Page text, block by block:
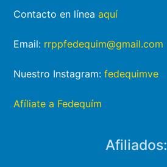
Contacto en líneaaquí
Email: rrppfedequim@gmail.com
Nuestro Instagram:fedequimve
Afíliate a Fedequím
Afiliados: